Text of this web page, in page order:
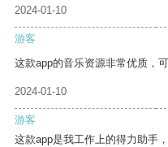
2024-01-10
游客
这款app的音乐资源非常优质，
2024-01-10
游客
这款app是我工作上的得力助手